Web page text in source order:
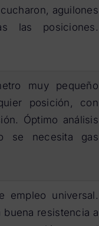
aguilones
las posiciones.
muy pequeño
posición, con
Óptimo análisis
se necesita gas
empleo universal.
buena resistencia a